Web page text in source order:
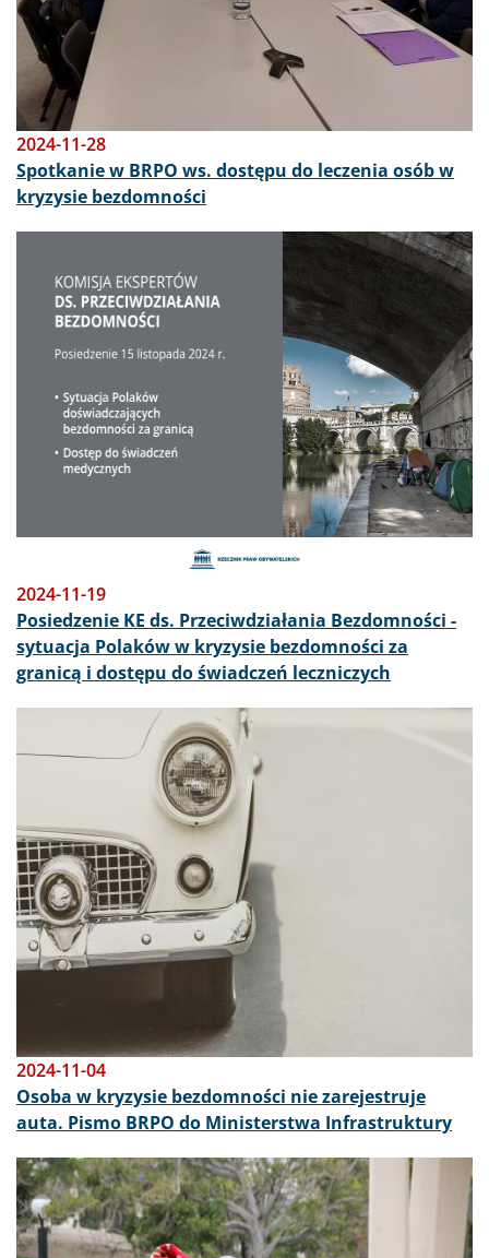
2024-11-28
Spotkanie w BRPO ws. dostępu do leczenia osób w
kryzysie bezdomności
2024-11-19
Posiedzenie KE ds. Przeciwdziałania Bezdomności -
sytuacja Polaków w kryzysie bezdomności za
granicą i dostępu do świadczeń leczniczych
2024-11-04
Osoba w kryzysie bezdomności nie zarejestruje
auta. Pismo BRPO do Ministerstwa Infrastruktury
Obraz